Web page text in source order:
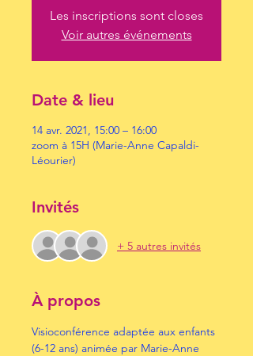
Les inscriptions sont closes
Voir autres événements
Date & lieu
14 avr. 2021, 15:00 – 16:00
zoom à 15H (Marie-Anne Capaldi-
Léourier)
Invités
+ 5 autres invités
À propos
Visioconférence adaptée aux enfants
(6-12 ans) animée par Marie-Anne